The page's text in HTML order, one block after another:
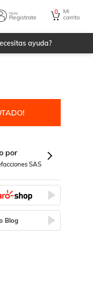
Hola
Registrate
0
Mi
carrito
ayuda?
por
SAS
Blog